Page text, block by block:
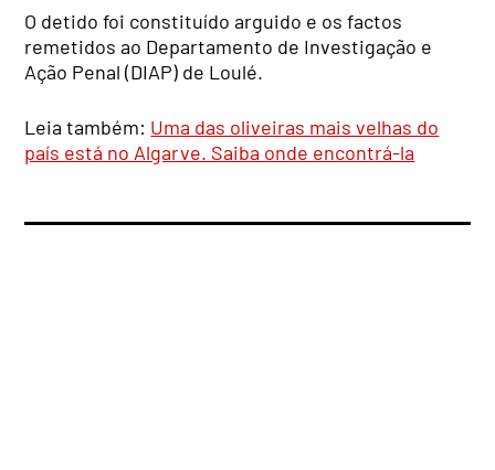
O detido foi constituído arguido e os factos
remetidos ao Departamento de Investigação e
Ação Penal (DIAP) de Loulé.
Leia também: Uma das oliveiras mais velhas do
país está no Algarve. Saiba onde encontrá-la